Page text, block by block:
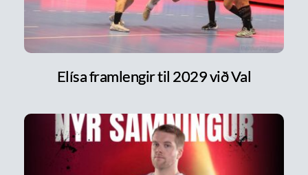
Elísa framlengir til 2029 við Val